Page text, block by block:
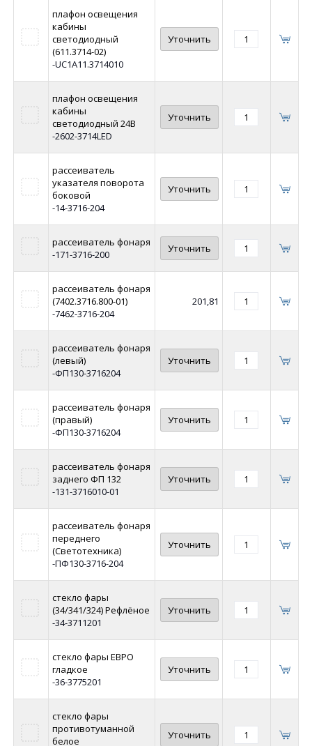
плафон освещения
кабины
светодиодный
(611.3714-02)
-UC1A11.3714010
Уточнить
плафон освещения
кабины
светодиодный 24В
-2602-3714LED
Уточнить
рассеиватель
указателя поворота
боковой
-14-3716-204
Уточнить
рассеиватель фонаря
-171-3716-200
Уточнить
рассеиватель фонаря
(7402.3716.800-01)
-7462-3716-204
201,81
рассеиватель фонаря
(левый)
-ФП130-3716204
Уточнить
рассеиватель фонаря
(правый)
-ФП130-3716204
Уточнить
рассеиватель фонаря
заднего ФП 132
-131-3716010-01
Уточнить
рассеиватель фонаря
переднего
(Светотехника)
-ПФ130-3716-204
Уточнить
стекло фары
(34/341/324) Рефлёное
-34-3711201
Уточнить
стекло фары ЕВРО
гладкое
-36-3775201
Уточнить
стекло фары
противотуманной
белое
Уточнить